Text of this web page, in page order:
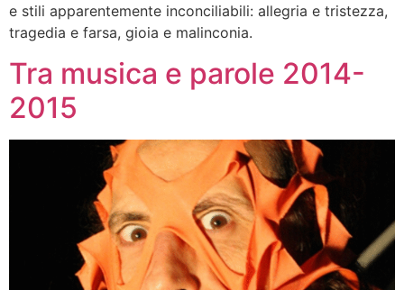
e stili apparentemente inconciliabili: allegria e tristezza,
tragedia e farsa, gioia e malinconia.
Tra musica e parole 2014-
2015